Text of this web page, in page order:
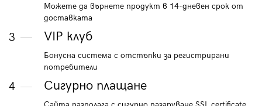
Можете да върнете продукт в 14-дневен срок от
доставката
3 VIP клуб
Бонусна система с отстъпки за регистрирани
потребители
4 Сигурно плащане